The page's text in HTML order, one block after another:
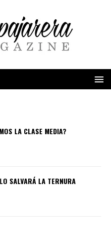
LA CLASE MEDIA?
SALVARÁ LA TERNURA